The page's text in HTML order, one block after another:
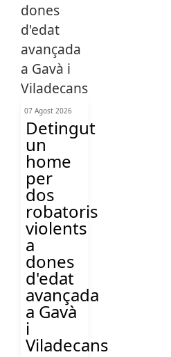
07 Agost 2026
Detingut
un
home
per
dos
robatoris
violents
a
dones
d'edat
avançada
a Gavà
i
Viladecans